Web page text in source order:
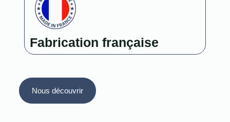
Fabrication française
Nous découvrir